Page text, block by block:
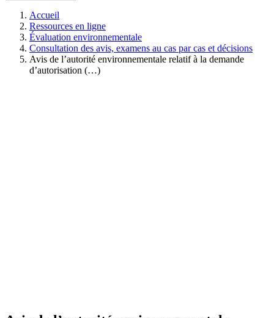
Accueil
Ressources en ligne
Évaluation environnementale
Consultation des avis, examens au cas par cas et décisions
Avis de l’autorité environnementale relatif à la demande
d’autorisation (…)